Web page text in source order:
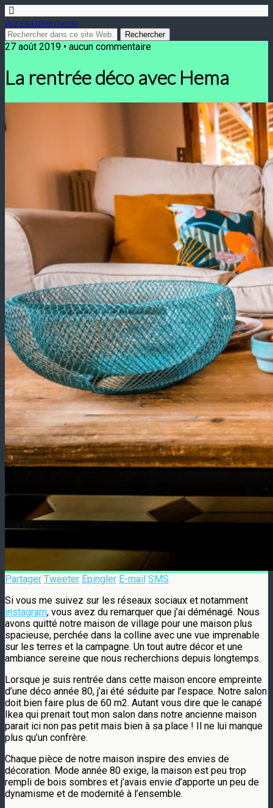
Aurélia blog mode
27 août 2019 • aucun commentaire
La rentrée déco avec Hema
Partager Tweeter Épingler E-mail SMS
Si vous me suivez sur les réseaux sociaux et notamment
instagram, vous avez du remarquer que j’ai déménagé. Nous
avons quitté notre maison de village pour une maison plus
spacieuse, perchée dans la colline avec une vue imprenable
sur les terres et la campagne. Un tout autre décor et une
ambiance sereine que nous recherchions depuis longtemps.
Lorsque je suis rentrée dans cette maison encore empreinte
d’une déco année 80, j’ai été séduite par l’espace. Notre salon
doit bien faire plus de 60 m2. Autant vous dire que le canapé
Ikea qui prenait tout mon salon dans notre ancienne maison
parait ici non pas petit mais bien à sa place ! Il ne lui manque
plus qu’un confrère.
Chaque pièce de notre maison inspire des envies de
décoration. Mode année 80 exige, la maison est peu trop
rempli de bois sombres et j’avais envie d’apporte un peu de
dynamisme et de modernité à l’ensemble.